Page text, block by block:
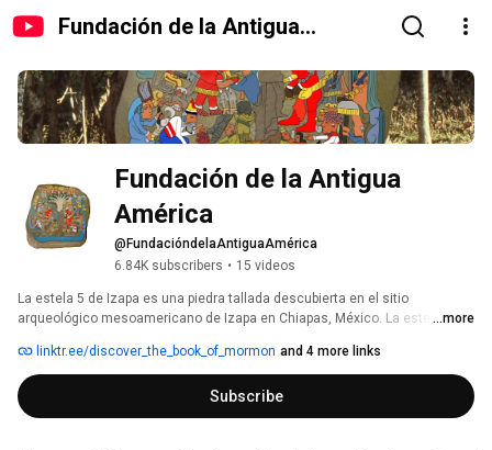
Fundación de la Antigua
Fundación de la Antigua
América
@FundacióndelaAntiguaAmérica
6.84K subscribers • 15 videos
La estela 5 de Izapa es una piedra tallada descubierta en el sitio
arqueológico mesoamericano de Izapa en Chiapas, México. La estela es
la vida ancestral maya. Los arqueólogos creen que las estelas de Izapa
brindan una gran perspectiva de las creencias culturales y la mitología de
las Américas antiguas.
...more
linktr.ee/discover_the_book_of_mormon and 4 more links
Subscribe